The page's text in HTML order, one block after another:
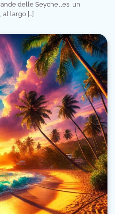
delle Seychelles, un
al largo […]